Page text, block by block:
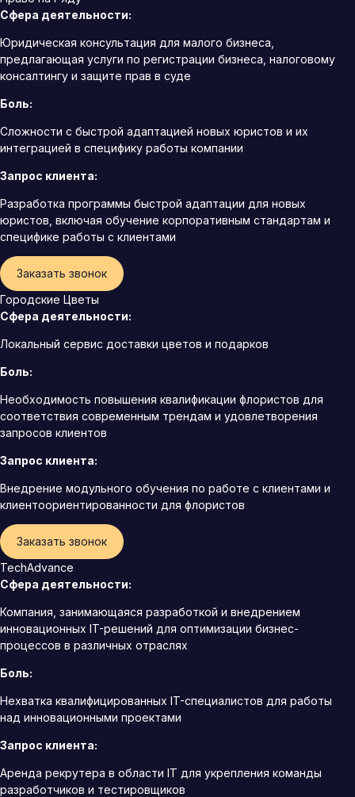
Сфера деятельности:
Юридическая консультация для малого бизнеса,
предлагающая услуги по регистрации бизнеса, налоговому
консалтингу и защите прав в суде
Боль:
Сложности с быстрой адаптацией новых юристов и их
интеграцией в специфику работы компании
Запрос клиента:
Разработка программы быстрой адаптации для новых
юристов, включая обучение корпоративным стандартам и
специфике работы с клиентами
Заказать звонок
Городские Цветы
Сфера деятельности:
Локальный сервис доставки цветов и подарков
Боль:
Необходимость повышения квалификации флористов для
соответствия современным трендам и удовлетворения
запросов клиентов
Запрос клиента:
Внедрение модульного обучения по работе с клиентами и
клиентоориентированности для флористов
Заказать звонок
TechAdvance
Сфера деятельности:
Компания, занимающаяся разработкой и внедрением
инновационных IT-решений для оптимизации бизнес-
процессов в различных отраслях
Боль:
Нехватка квалифицированных IT-специалистов для работы
над инновационными проектами
Запрос клиента:
Аренда рекрутера в области IT для укрепления команды
разработчиков и тестировщиков